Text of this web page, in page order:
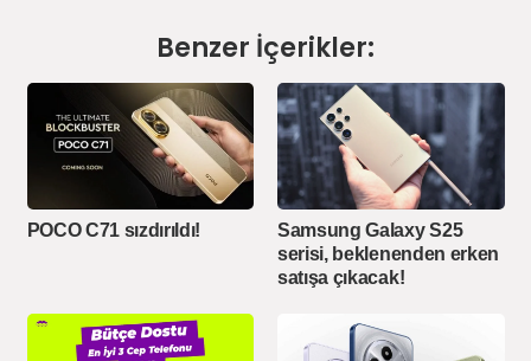
Benzer İçerikler:
POCO C71 sızdırıldı!
Samsung Galaxy S25
serisi, beklenenden erken
satışa çıkacak!